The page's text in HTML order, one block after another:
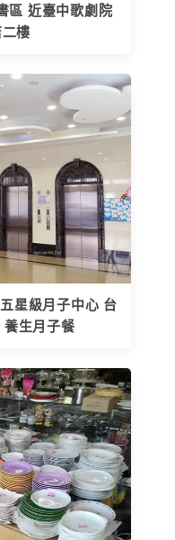
區 近臺中歌劇院
樓
星級月子中心 台
養生月子餐